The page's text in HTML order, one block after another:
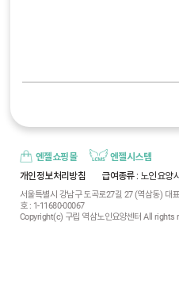
엔젤쇼핑몰
엔젤시스템
개인정보처리방침
급여종류 : 노인요양
서울특별시 강남구 도곡로27길 27 (역삼동) 대
호 : 1-11680-00067
Copyright(c) 구립 역삼노인요양센터 All rights